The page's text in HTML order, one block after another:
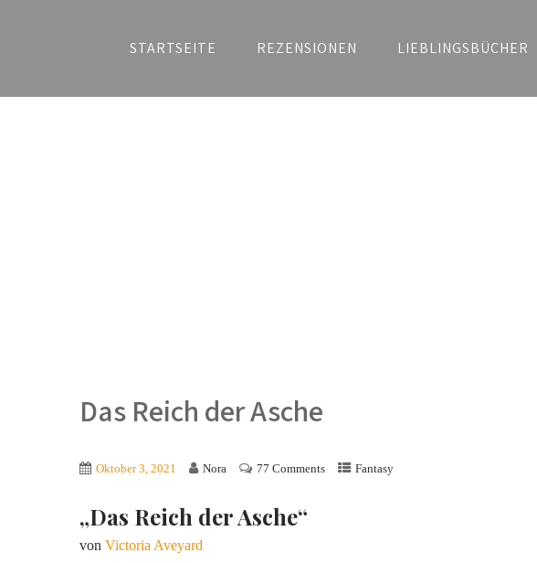
STARTSEITE REZENSIONEN LIEBLINGSBÜCHER
Das Reich der Asche
Oktober 3, 2021 Nora 77 Comments Fantasy
„Das Reich der Asche“
von Victoria Aveyard